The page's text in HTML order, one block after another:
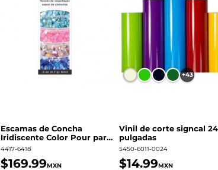
Escamas de Concha
Iridiscente Color Pour para
decoración | 359687
4417-6418
$169.99MXN
+43
Vinil de corte signcal 24
pulgadas
5450-6011-0024
$14.99MXN